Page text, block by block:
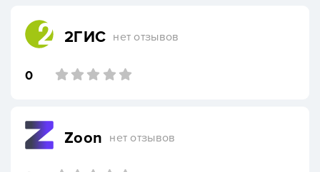
2ГИС нет отзывов
0
Zoon нет отзывов